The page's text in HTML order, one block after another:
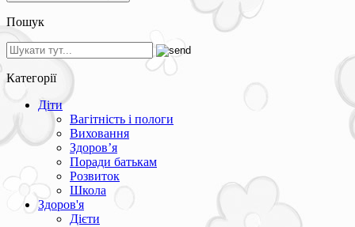
Пошук
Категорії
Діти
Вагітність і пологи
Виховання
Здоров’я
Поради батькам
Розвиток
Школа
Здоров'я
Дієти